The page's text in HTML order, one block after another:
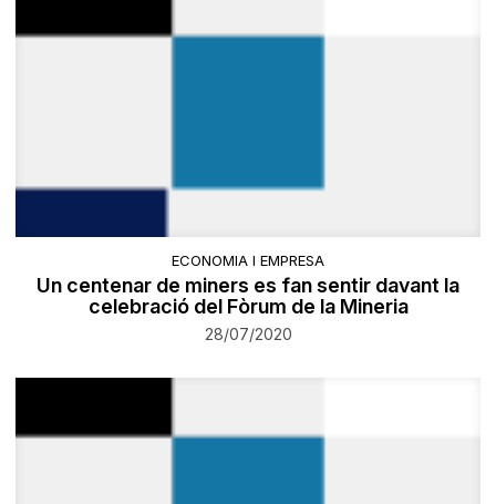
ECONOMIA I EMPRESA
Un centenar de miners es fan sentir davant la
celebració del Fòrum de la Mineria
28/07/2020